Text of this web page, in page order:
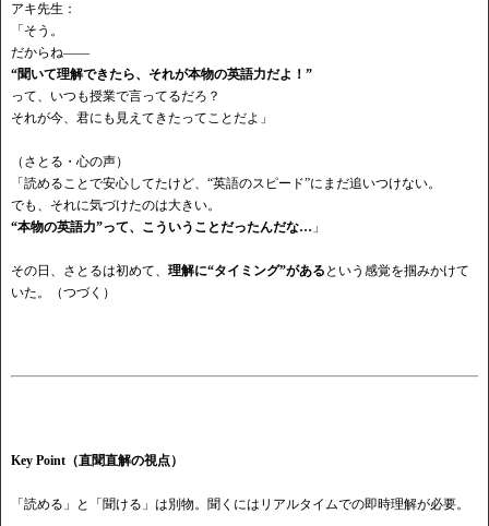
アキ先生：
「そう。
だからね——
“聞いて理解できたら、それが本物の英語力だよ！”
って、いつも授業で言ってるだろ？
それが今、君にも見えてきたってことだよ」
（さとる・心の声）
「読めることで安心してたけど、 “英語のスピード”にまだ追いつけない。
でも、それに気づけたのは大きい。
“本物の英語力”って、こういうことだったんだな… 」
その日、さとるは初めて、 理解に“タイミング”がある という感覚を掴みかけて
いた。（つづく）
Key Point（直聞直解の視点）
「読める」と「聞ける」は別物。聞くにはリアルタイムでの即時理解が必要。